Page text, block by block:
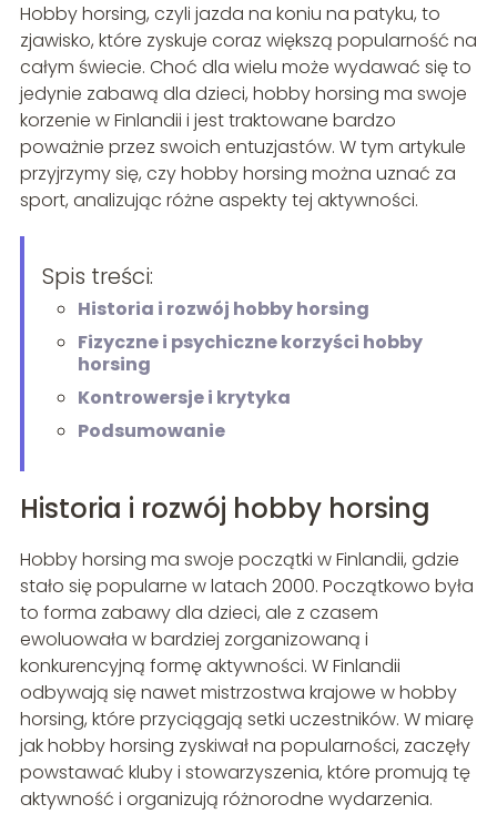
Hobby horsing, czyli jazda na koniu na patyku, to
zjawisko, które zyskuje coraz większą popularność na
całym świecie. Choć dla wielu może wydawać się to
jedynie zabawą dla dzieci, hobby horsing ma swoje
korzenie w Finlandii i jest traktowane bardzo
poważnie przez swoich entuzjastów. W tym artykule
przyjrzymy się, czy hobby horsing można uznać za
sport, analizując różne aspekty tej aktywności.
Spis treści:
Historia i rozwój hobby horsing
Fizyczne i psychiczne korzyści hobby
horsing
Kontrowersje i krytyka
Podsumowanie
Historia i rozwój hobby horsing
Hobby horsing ma swoje początki w Finlandii, gdzie
stało się popularne w latach 2000. Początkowo była
to forma zabawy dla dzieci, ale z czasem
ewoluowała w bardziej zorganizowaną i
konkurencyjną formę aktywności. W Finlandii
odbywają się nawet mistrzostwa krajowe w hobby
horsing, które przyciągają setki uczestników. W miarę
jak hobby horsing zyskiwał na popularności, zaczęły
powstawać kluby i stowarzyszenia, które promują tę
aktywność i organizują różnorodne wydarzenia.